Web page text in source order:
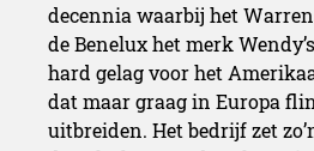
decennia waarbij het
de Benelux het merk
hard gelag voor het
dat maar graag in Europa
uitbreiden. Het bedrijf zet